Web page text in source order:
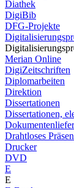
Diathek
DigiBib
DFG-Projekte
Merian Online
DigiZeitschriften
Diplomarbeiten
Direktion
Dissertationen
Dissertationen,
Drahtloses
Drucker
DVD
E
E